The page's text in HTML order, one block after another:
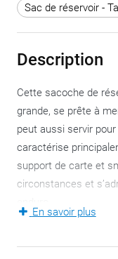
Sac de réservoir -
Description
Cette sacoche de
grande, se prête à
peut aussi servir
caractérise
support de carte et
circonstances et
L’XStream, d’une
En savoir plus